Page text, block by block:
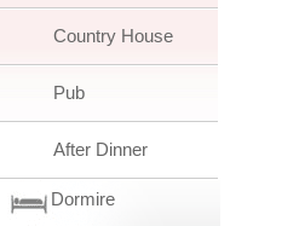
Country House
Pub
After Dinner
Dormire